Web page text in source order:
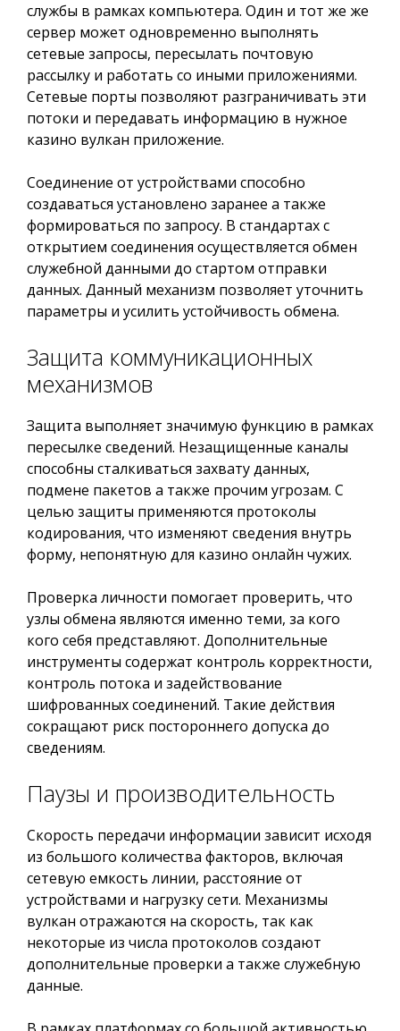
службы в рамках компьютера. Один и тот же же
сервер может одновременно выполнять
сетевые запросы, пересылать почтовую
рассылку и работать со иными приложениями.
Сетевые порты позволяют разграничивать эти
потоки и передавать информацию в нужное
казино вулкан приложение.
Соединение от устройствами способно
создаваться установлено заранее а также
формироваться по запросу. В стандартах с
открытием соединения осуществляется обмен
служебной данными до стартом отправки
данных. Данный механизм позволяет уточнить
параметры и усилить устойчивость обмена.
Защита коммуникационных
механизмов
Защита выполняет значимую функцию в рамках
пересылке сведений. Незащищенные каналы
способны сталкиваться захвату данных,
подмене пакетов а также прочим угрозам. С
целью защиты применяются протоколы
кодирования, что изменяют сведения внутрь
форму, непонятную для казино онлайн чужих.
Проверка личности помогает проверить, что
узлы обмена являются именно теми, за кого
кого себя представляют. Дополнительные
инструменты содержат контроль корректности,
контроль потока и задействование
шифрованных соединений. Такие действия
сокращают риск постороннего допуска до
сведениям.
Паузы и производительность
Скорость передачи информации зависит исходя
из большого количества факторов, включая
сетевую емкость линии, расстояние от
устройствами и нагрузку сети. Механизмы
вулкан отражаются на скорость, так как
некоторые из числа протоколов создают
дополнительные проверки а также служебную
данные.